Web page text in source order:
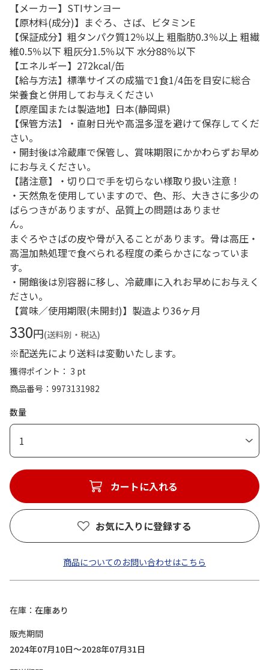
【メーカー】STIサンヨー
【原材料(成分)】まぐろ、さば、ビタミンE
【保証成分】粗タンパク質12％以上 粗脂肪0.3％以上 粗繊
維0.5％以下 粗灰分1.5％以下 水分88％以下
【エネルギー】272kcal/缶
【給与方法】標準サイズの成猫で1食1/4缶を目安に総合
栄養食と併用してお与えください
【原産国または製造地】日本(静岡県)
【保管方法】・直射日光や高温多湿を避けて保存してくだ
さい。
・開封後は冷蔵庫で保管し、賞味期限にかかわらずお早め
にお与えください。
【諸注意】・切り口で手を切らない様取り扱い注意！
・天然魚を使用していますので、色、形、大きさに多少の
ばらつきがありますが、品質上の問題はありませ
まぐろやさばの皮や骨が入ることがあります。骨は高圧・
高温加熱処理で食べられる程度の柔らかさになっていま
す。
・開館後は別容器に移し、冷蔵庫に入れお早めにお与えく
ださい。
【賞味／使用期限(未開封)】製造より36ヶ月
330円(送料別・税込)
※配送先により送料は変動いたします。
獲得ポイント： 3 pt
商品番号
9973131982
数量
1
カートに入れる
お気に入りに登録する
商品についてのお問い合わせはこちら
在庫
在庫あり
販売期間
2024年07月10日～2028年07月31日